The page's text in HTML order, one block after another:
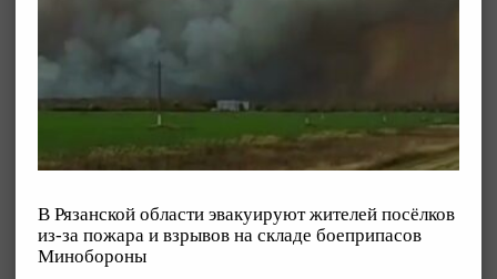
В Рязанской области эвакуируют жителей посёлков
из-за пожара и взрывов на складе боеприпасов
Минобороны